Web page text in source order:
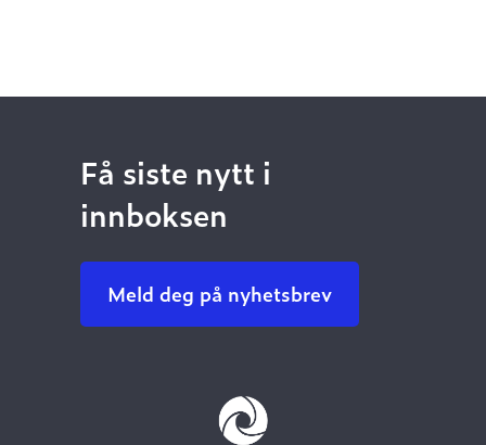
Få siste nytt i
innboksen
Meld deg på nyhetsbrev